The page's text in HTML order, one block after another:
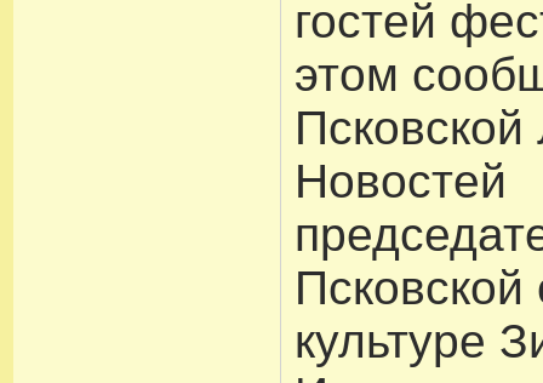
гостей
этом
Псковской
Новостей
Псковской
культуре